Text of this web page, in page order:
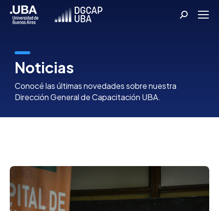
Buscar:
Noticias
Conocé las últimas novedades sobre nuestra
Dirección General de Capacitación UBA.